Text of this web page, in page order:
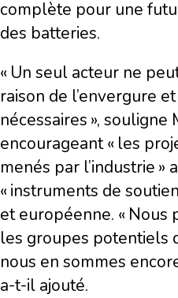
complète pour une
des batteries.
« Un seul acteur ne
raison de l’envergure
nécessaires », souligne
encourageant « les
menés par l’industrie »
« instruments de
et européenne. « Nous
les groupes potentiels
nous en sommes
a-t-il ajouté.